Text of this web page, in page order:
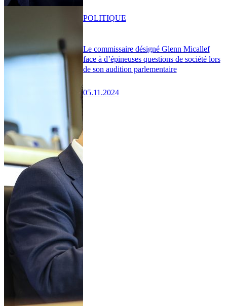
Le commissaire désigné Glenn Micallef
face à d’épineuses questions de société lors
de son audition parlementaire
05.11.2024
POLITIQUE